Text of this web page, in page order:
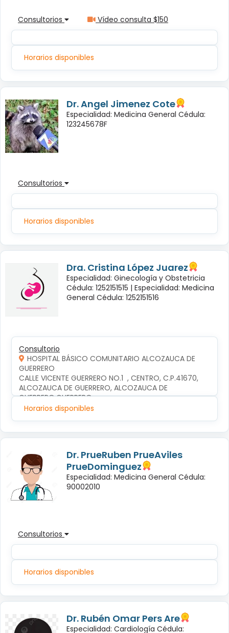
Consultorios Vídeo consulta $150
Horarios disponibles
Dr. Angel Jimenez Cote
Especialidad: Medicina General Cédula:
123245678F
Consultorios
Horarios disponibles
Dra. Cristina López Juarez
Especialidad: Ginecología y Obstetricia
Cédula: 1252151515 | Especialidad: Medicina
General Cédula: 1252151516
Consultorio
HOSPITAL BÁSICO COMUNITARIO ALCOZAUCA DE
GUERRERO
CALLE VICENTE GUERRERO NO.1  , CENTRO, C.P.41670,
ALCOZAUCA DE GUERRERO, ALCOZAUCA DE
GUERRERO,GUERRERO
Horarios disponibles
Dr. PrueRuben PrueAviles
PrueDominguez
Especialidad: Medicina General Cédula:
90002010
Consultorios
Horarios disponibles
Dr. Rubén Omar Pers Are
Especialidad: Cardiología Cédula: